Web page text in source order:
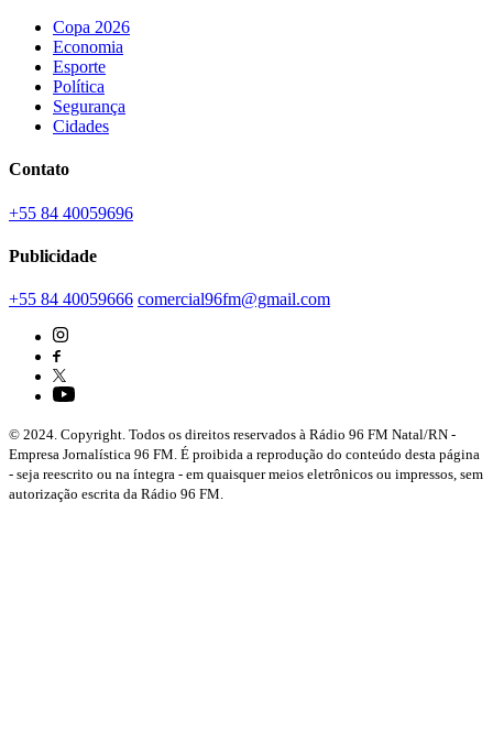
Copa 2026
Economia
Esporte
Política
Segurança
Cidades
Contato
+55 84 40059696
Publicidade
+55 84 40059666 comercial96fm@gmail.com
© 2024. Copyright. Todos os direitos reservados à Rádio 96 FM Natal/RN -
Empresa Jornalística 96 FM. É proibida a reprodução do conteúdo desta página
- seja reescrito ou na íntegra - em quaisquer meios eletrônicos ou impressos, sem
autorização escrita da Rádio 96 FM.